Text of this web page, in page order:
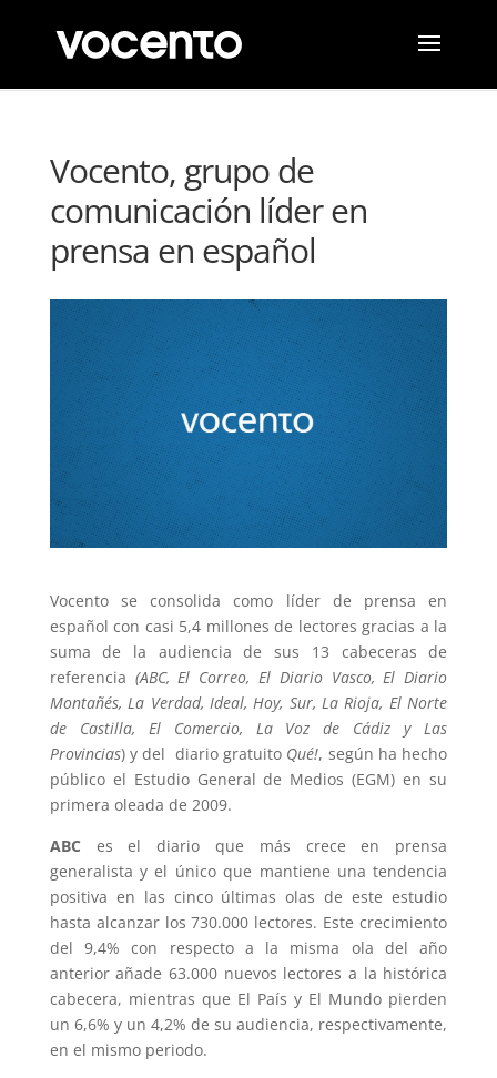
Vocento, grupo de
comunicación líder en
prensa en español
Vocento se consolida como líder de prensa en
español con casi 5,4 millones de lectores gracias a la
suma de la audiencia de sus 13 cabeceras de
referencia (ABC, El Correo, El Diario Vasco, El Diario
Montañés, La Verdad, Ideal, Hoy, Sur, La Rioja, El Norte
de Castilla, El Comercio, La Voz de Cádiz y Las
Provincias) y del diario gratuito Qué!, según ha hecho
público el Estudio General de Medios (EGM) en su
primera oleada de 2009.
ABC es el diario que más crece en prensa
generalista y el único que mantiene una tendencia
positiva en las cinco últimas olas de este estudio
hasta alcanzar los 730.000 lectores. Este crecimiento
del 9,4% con respecto a la misma ola del año
anterior añade 63.000 nuevos lectores a la histórica
cabecera, mientras que El País y El Mundo pierden
un 6,6% y un 4,2% de su audiencia, respectivamente,
en el mismo periodo.